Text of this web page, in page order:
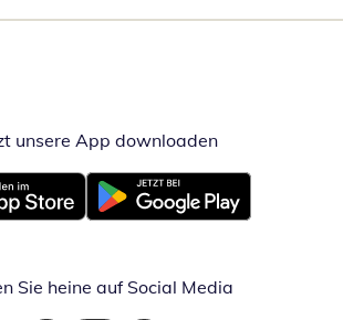
unsere App downloadenÖffnet in
neuem FensterÖffnet in neuem Fenster
Sie heine auf Social Media